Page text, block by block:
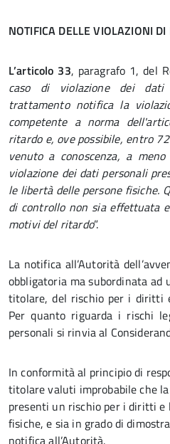
NOTIFICA DELLE VIOLAZIONI
L’articolo 33, paragrafo 1, del
caso di violazione dei
trattamento notifica la
competente a norma
ritardo e, ove possibile, entro
venuto a conoscenza, a
violazione dei dati personali
le libertà delle persone fisiche.
di controllo non sia effettuata
motivi del ritardo”.
La notifica all’Autorità
obbligatoria ma subordinata ad
titolare, del rischio per i diritti
Per quanto riguarda i rischi
personali si rinvia al
In conformità al principio di
titolare valuti improbabile che
presenti un rischio per i diritti e
fisiche, e sia in grado di
notifica all’Autorità.